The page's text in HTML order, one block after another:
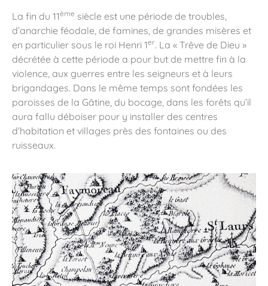
La fin du 11ème siècle est une période de troubles,
d’anarchie féodale, de famines, de grandes misères et
en particulier sous le roi Henri 1er. La « Trêve de Dieu »
décrétée à cette période a pour but de mettre fin à la
violence, aux guerres entre les seigneurs et à leurs
brigandages. Dans le même temps sont fondées les
paroisses de la Gâtine, du bocage, dans les forêts qu’il
aura fallu déboiser pour y installer des centres
d’habitation et villages près des fontaines ou des
ruisseaux.